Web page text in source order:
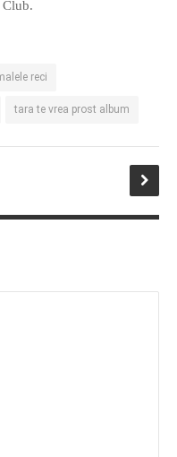
reci
tara te vrea prost album